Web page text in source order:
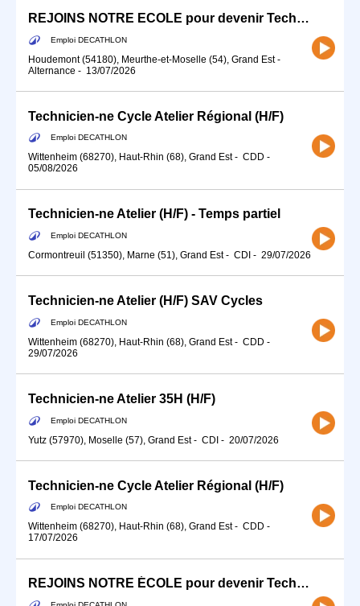
REJOINS NOTRE ECOLE pour devenir Technicien-ne Atelier
Emploi DECATHLON
Houdemont (54180), Meurthe-et-Moselle (54), Grand Est-
Alternance - 13/07/2026
Technicien-ne Cycle Atelier Régional (H/F)
Emploi DECATHLON
Wittenheim (68270), Haut-Rhin (68), Grand Est- CDD -
05/08/2026
Technicien-ne Atelier (H/F) - Temps partiel
Emploi DECATHLON
Cormontreuil (51350), Marne (51), Grand Est- CDI - 29/07/2026
Technicien-ne Atelier (H/F) SAV Cycles
Emploi DECATHLON
Wittenheim (68270), Haut-Rhin (68), Grand Est- CDD -
29/07/2026
Technicien-ne Atelier 35H (H/F)
Emploi DECATHLON
Yutz (57970), Moselle (57), Grand Est- CDI - 20/07/2026
Technicien-ne Cycle Atelier Régional (H/F)
Emploi DECATHLON
Wittenheim (68270), Haut-Rhin (68), Grand Est- CDD -
17/07/2026
REJOINS NOTRE ÉCOLE pour devenir Technicien-ne Atelier (H/F)